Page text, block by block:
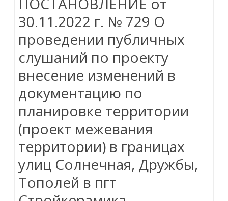
30.11.2022 г. № 729 О
проведении публичных
слушаний по проекту
внесение изменений в
документацию по
планировке территории
(проект межевания
территории) в границах
улиц Солнечная, Дружбы,
Тополей в пгт